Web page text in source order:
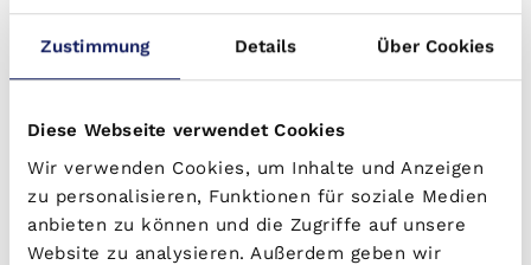
Zustimmung Details Über Cookies
Diese Webseite verwendet Cookies
Wir verwenden Cookies, um Inhalte und Anzeigen
zu personalisieren, Funktionen für soziale Medien
anbieten zu können und die Zugriffe auf unsere
Website zu analysieren. Außerdem geben wir
erzeugten Strom für die Allgemeinversorgung
nutzt. Im Untergeschoss entstehen
Fahrradstellplätze und in der Außenanlage 20
Vermietungen die zum Gemeinschaftseigentum
gehören werden. Im Innenhof ist auch ein
Spielplatz mit Kletterwand geplant.